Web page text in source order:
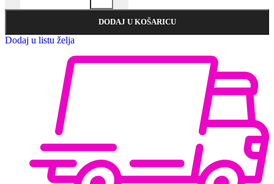
DODAJ U KOŠARICU
Dodaj u listu želja